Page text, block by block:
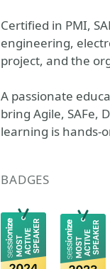
Certified in PMI,
engineering,
project, and the
A passionate
bring Agile, SAFe,
learning is hands-
BADGES